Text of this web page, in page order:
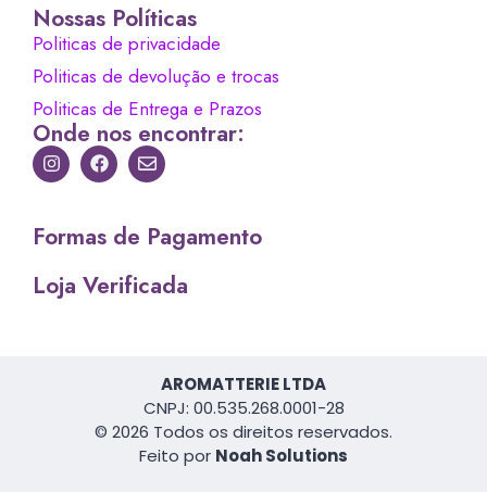
Nossas Políticas
Politicas de privacidade
Politicas de devolução e trocas
Politicas de Entrega e Prazos
Onde nos encontrar:
Formas de Pagamento
Loja Verificada
AROMATTERIE LTDA
CNPJ: 00.535.268.0001-28
© 2026 Todos os direitos reservados.
Feito por Noah Solutions